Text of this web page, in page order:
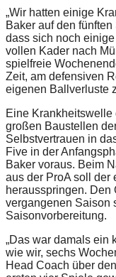
„Wir hatten einige
Baker auf den
dass sich noch
vollen Kader nach
spielfreie
Zeit, am defensiven
eigenen Ballverluste
Eine Krankheitswelle
großen Baustellen
Selbstvertrauen in
Five in der
Baker voraus. Beim
aus der ProA soll der
herausspringen. Den
vergangenen Saison
Saisonvorbereitung.
„Das war damals ein
wie wir, sechs
Head Coach über